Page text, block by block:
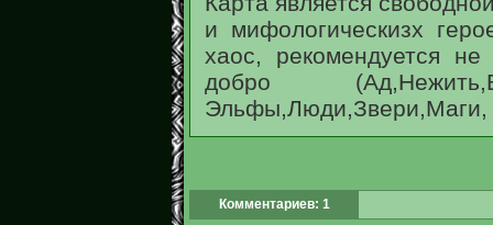
и мифологическизх
хаос, рекомендуется
добро
Эльфы,Люди,Звери,Маги,
Комментариев: 1